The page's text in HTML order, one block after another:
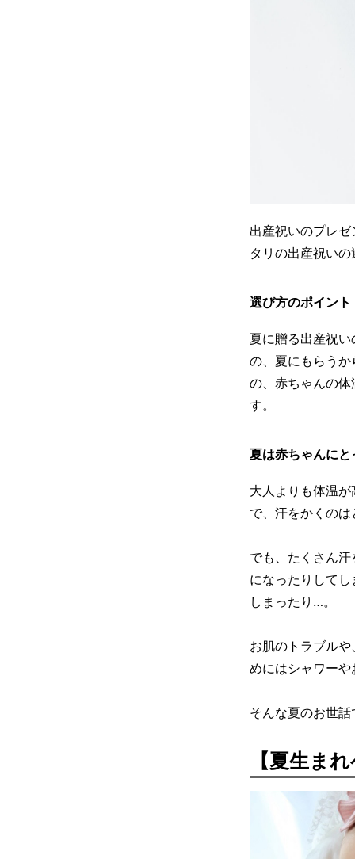
出産祝いのプレ
タリの出産祝い
選び方のポイント
夏に贈る出産祝
の、夏にもらう
の、赤ちゃんの
す。
夏は赤ちゃんに
大人よりも体温
で、汗をかくの
でも、たくさん
になったりして
しまったり…。
お肌のトラブル
めにはシャワー
そんな夏のお世
【夏生ま